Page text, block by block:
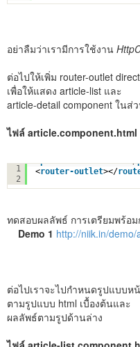
อย่าลืมว่าเรามีการใช้งาน
ต่อไปให้เพิ่ม router-outlet
เพื่อให้แสดง article-list และ
article-detail component ในส่
ไฟล์ article.component.html
1
2
<router-outlet></
ทดสอบผลลัพธ์ การเตรียมพร้อ
Demo 1 http://niik.in/
ต่อไปเราจะไปกำหนดรูปแบบห
ตามรูปแบบ html เบื้องต้นและ
ผลลัพธ์ตามรูปด้านล่าง